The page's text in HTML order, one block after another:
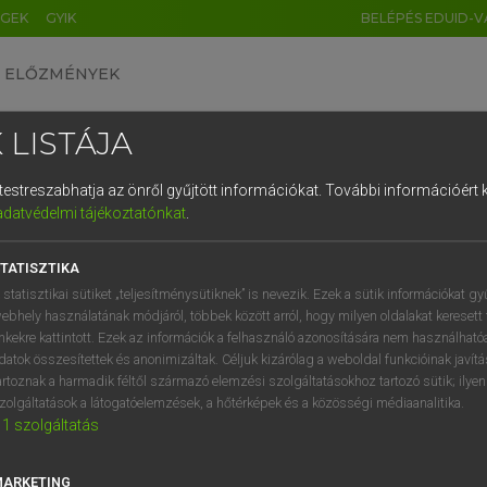
GYIK BELÉPÉS EDUID-
ELŐZMÉNYEK
uniós terminológiai szótár
VAN ELŐFIZETÉSED?
előfizetésem a teljes szócikk
NINCS ELŐFIZETÉSED?
LISTÁJA
az önről gyűjtött információkat. További információért
tájékoztatónkat.
statisztikai sütiket „teljesítménysütiknek” is nevezik. Ezek a sütik információkat
használatának módjáról, többek között arról, hogy milyen oldalakat keresett
kattintott. Ezek az információk a felhasználó azonosítására nem
összesítettek és anonimizáltak. Céljuk kizárólag a weboldal funkcióinak
a harmadik féltől származó elemzési szolgáltatásokhoz tartozó sütik;
a látogatóelemzések, a hőtérképek és a közösségi médiaanalitika.
1 szolgáltatás
DE CN FR ES IT NL
1 2 3 4 5 6 7 8 9
q w e r t z u i
a s d f g h j k l é
í y x c v b n m , .